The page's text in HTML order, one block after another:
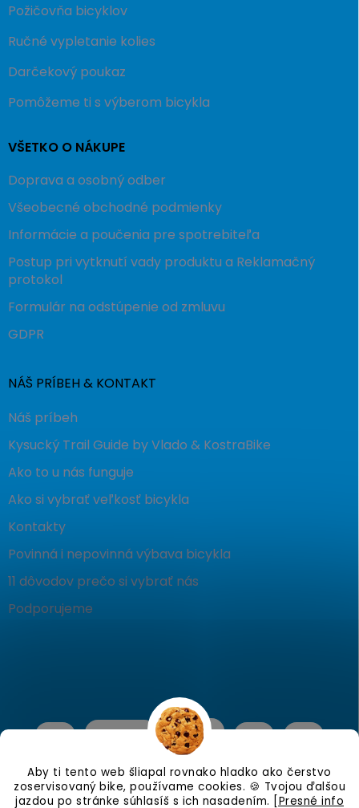
Aby ti tento web šliapal rovnako hladko ako čerstvo
zoservisovaný bike, používame cookies. 🍪 Tvojou ďalšou
jazdou po stránke súhlasíš s ich nasadením. [Presné info
Požičovňa bicyklov
Ručné vypletanie kolies
Darčekový poukaz
Pomôžeme ti s výberom bicykla
VŠETKO O NÁKUPE
Doprava a osobný odber
Všeobecné obchodné podmienky
Informácie a poučenia pre spotrebiteľa
Postup pri vytknutí vady produktu a Reklamačný
protokol
Formulár na odstúpenie od zmluvu
GDPR
NÁŠ PRÍBEH & KONTAKT
Náš príbeh
Kysucký Trail Guide by Vlado & KostraBike
Ako to u nás funguje
Ako si vybrať veľkosť bicykla
Kontakty
Povinná i nepovinná výbava bicykla
11 dôvodov prečo si vybrať nás
Podporujeme